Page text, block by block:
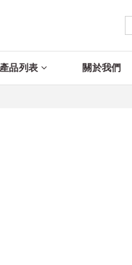
產品列表 關於我們